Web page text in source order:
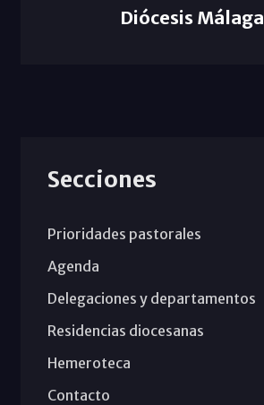
Diócesis Málaga
Secciones
Prioridades pastorales
Agenda
Delegaciones y departamentos
Residencias diocesanas
Hemeroteca
Contacto